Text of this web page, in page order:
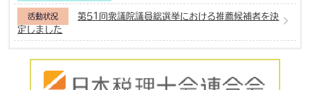
活動状況
第51回衆議院議員総選挙における推薦候補者を決
定しました